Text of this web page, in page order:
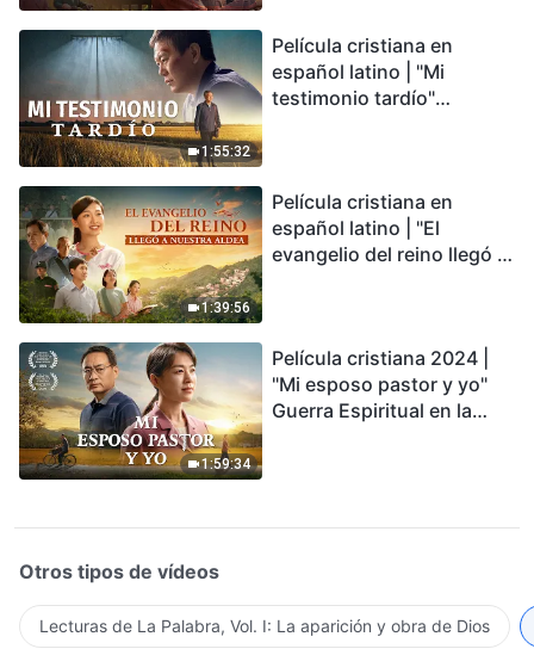
1:55:32
Película cristiana en
español latino | "Mi
testimonio tardío"
conmovedor
1:39:56
Película cristiana en
español latino | "El
evangelio del reino llegó a
1:59:34
Película cristiana 2024 |
"Mi esposo pastor y yo"
Guerra Espiritual en la
Otros tipos de vídeos
Lecturas de La Palabra, Vol. I: La aparición y obra de Dios